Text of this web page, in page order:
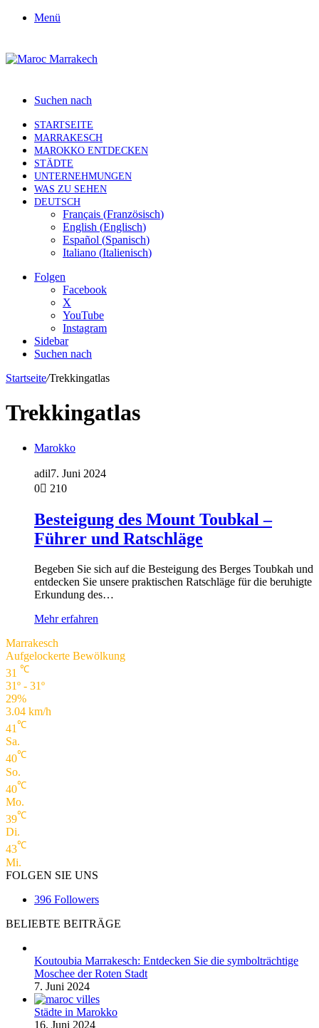
Menü
Suchen nach
STARTSEITE
MARRAKESCH
MAROKKO ENTDECKEN
STÄDTE
UNTERNEHMUNGEN
WAS ZU SEHEN
DEUTSCH
Français (Französisch)
English (Englisch)
Español (Spanisch)
Italiano (Italienisch)
Folgen
Facebook
X
YouTube
Instagram
Sidebar
Suchen nach
Startseite/Trekkingatlas
Trekkingatlas
Marokko
adil7. Juni 2024
0
210
Besteigung des Mount Toubkal –
Führer und Ratschläge
Begeben Sie sich auf die Besteigung des Berges Toubkah und
entdecken Sie unsere praktischen Ratschläge für die beruhigte
Erkundung des…
Mehr erfahren
Marrakesch
Aufgelockerte Bewölkung
31 ℃
31º - 31º
29%
3.04 km/h
41 ℃
Sa.
40℃
So.
40℃
Mo.
39℃
Di.
43℃
Mi.
FOLGEN SIE UNS
396 Followers
BELIEBTE BEITRÄGE
Koutoubia Marrakesch: Entdecken Sie die symbolträchtige
Moschee der Roten Stadt
7. Juni 2024
Städte in Marokko
16. Juni 2024